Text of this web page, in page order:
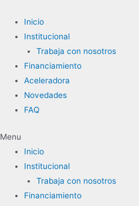
contenido
Inicio
Institucional
Trabaja con nosotros
Financiamiento
Aceleradora
Novedades
FAQ
Menu
Inicio
Institucional
Trabaja con nosotros
Financiamiento